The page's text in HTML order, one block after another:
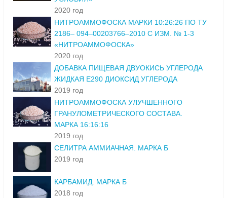
2020 год
НИТРОАММОФОСКА МАРКИ 10:26:26 ПО ТУ
2186– 094–00203766–2010 С ИЗМ. № 1-3
«НИТРОАММОФОСКА»
2020 год
ДОБАВКА ПИЩЕВАЯ ДВУОКИСЬ УГЛЕРОДА
ЖИДКАЯ Е290 ДИОКСИД УГЛЕРОДА
2019 год
НИТРОАММОФОСКА УЛУЧШЕННОГО
ГРАНУЛОМЕТРИЧЕСКОГО СОСТАВА.
МАРКА 16:16:16
2019 год
СЕЛИТРА АММИАЧНАЯ. МАРКА Б
2019 год
КАРБАМИД. МАРКА Б
2018 год